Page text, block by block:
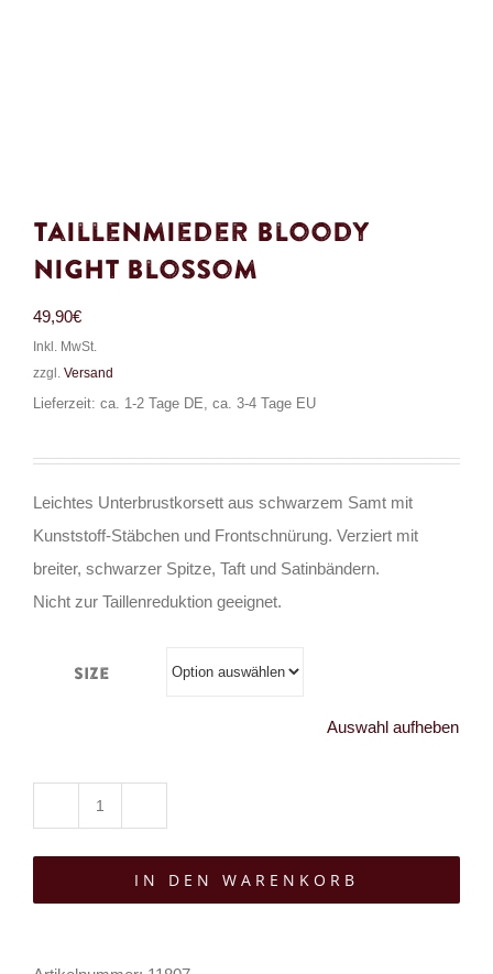
Taillenmieder Bloody
Night Blossom
49,90€
Inkl. MwSt.
zzgl. Versand
Lieferzeit: ca. 1-2 Tage DE, ca. 3-4 Tage EU
Leichtes Unterbrustkorsett aus schwarzem Samt mit
Kunststoff-Stäbchen und Frontschnürung. Verziert mit
breiter, schwarzer Spitze, Taft und Satinbändern.
Nicht zur Taillenreduktion geeignet.
Size
Auswahl aufheben
Bloody
NightIN DEN WARENKORB